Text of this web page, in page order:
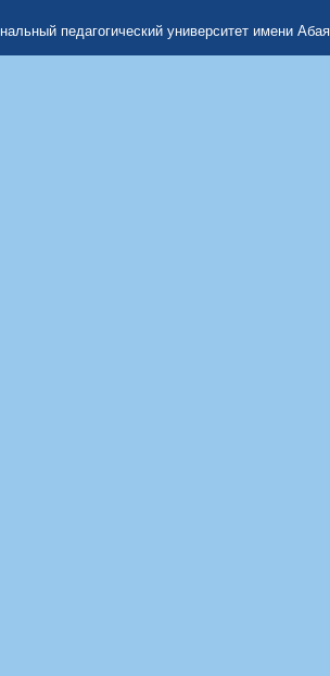
педагогический университет имени Абая